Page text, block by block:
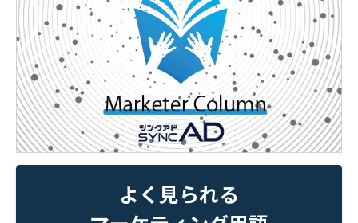
よく見られる